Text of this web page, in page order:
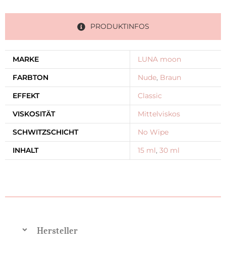
PRODUKTINFOS
MARKE
LUNA moon
FARBTON
Nude, Braun
EFFEKT
Classic
VISKOSITÄT
Mittelviskos
SCHWITZSCHICHT
No Wipe
INHALT
15 ml, 30 ml
Hersteller